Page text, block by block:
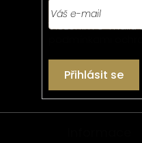
Vložením e-mailu
Přihlásit se